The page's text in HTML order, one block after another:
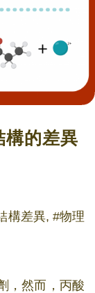
構的差異
構差異, #物理
，然而，丙酸